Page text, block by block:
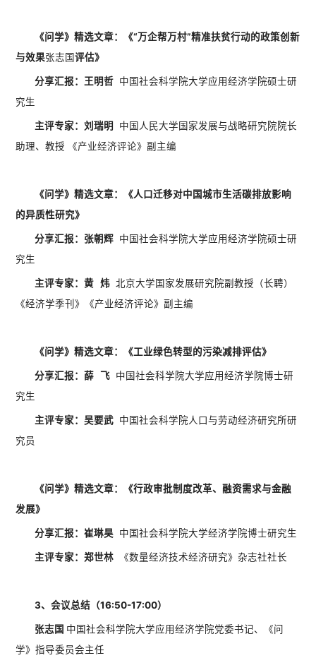
《问学》精选文章：《“万企帮万村”精准扶贫行动的政策创新
与效果张志国评估》
分享汇报：王明哲 中国社会科学院大学应用经济学院硕士研
究生
主评专家：刘瑞明
中国人民大学国家发展与战略研究院院长
助理、教授 《产业经济评论》副主编
《问学》精选文章：《人口迁移对中国城市生活碳排放影响
的异质性研究》
分享汇报：张朝辉 中国社会科学院大学应用经济学院硕士研
究生
主评专家：黄 炜 北京大学国家发展研究院副教授（长聘）
《经济学季刊》《产业经济评论》副主编
《问学》精选文章：《工业绿色转型的污染减排评估》
分享汇报：薛 飞 中国社会科学院大学应用经济学院博士研
究生
主评专家：吴要武 中国社会科学院人口与劳动经济研究所研
究员
《问学》精选文章：《行政审批制度改革、融资需求与金融
发展》
分享汇报：崔琳昊 中国社会科学院大学经济学院博士研究生
主评专家：郑世林 《数量经济技术经济研究》杂志社社长
3、会议总结（16:50-17:00）
张志国 中国社会科学院大学应用经济学院党委书记、《问
学》指导委员会主任